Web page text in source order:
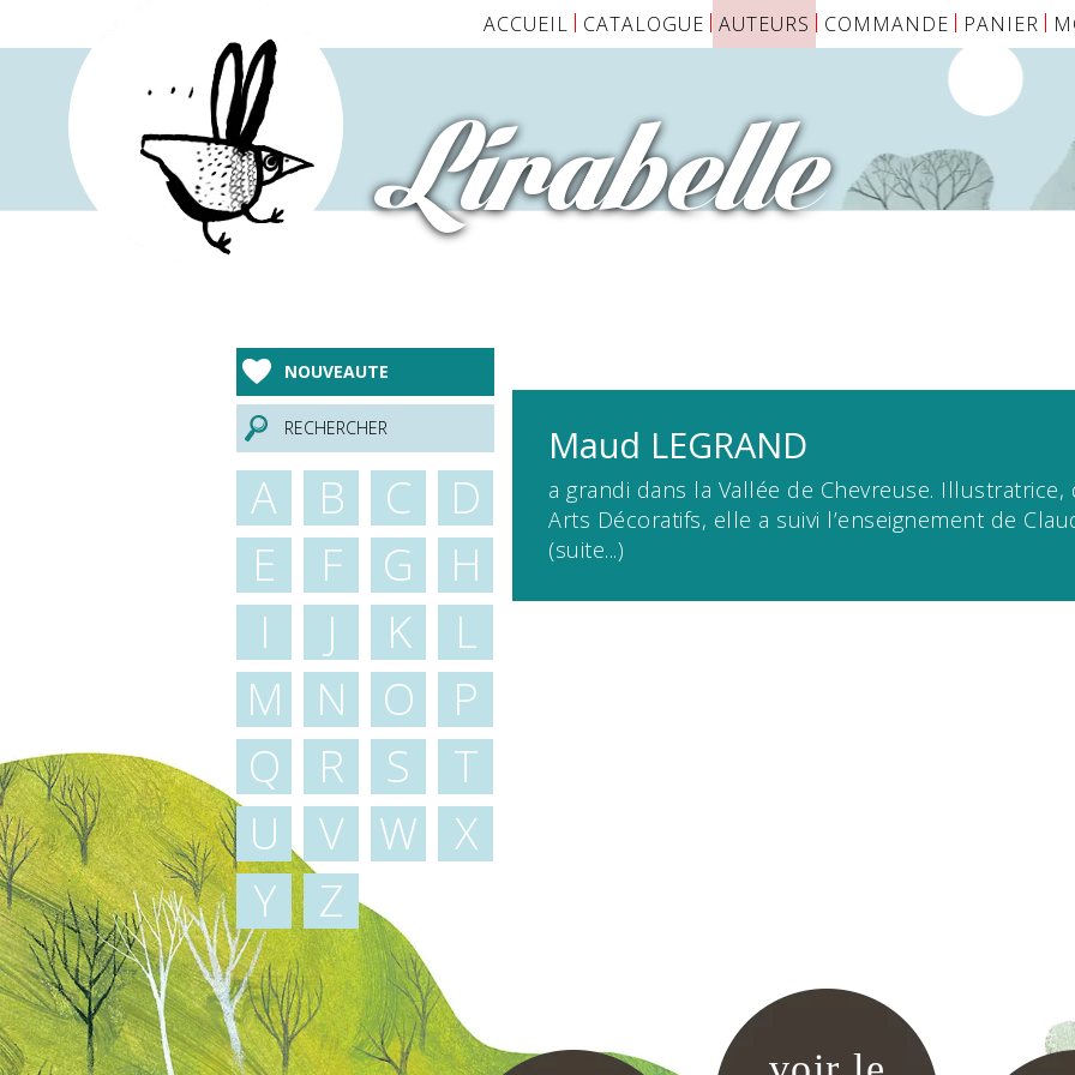
Lirabelle
ACCUEIL CATALOGUE AUTEURS COMMANDE PANIER
NOUVEAUTE
RECHERCHER
A B C
D
E
F G
H
I
J K
L
M
N O
P
Q
R S
T
U
V W
X
Y
Z
Maud LEGRAND
a grandi dans la Vallée de Chevreuse.
Arts Décoratifs, elle a suivi l’enseignement de
(suite...)